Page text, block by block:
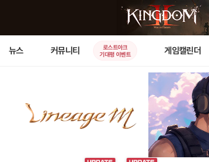
뉴스 커뮤니티
로스트아크
기대평 이벤트
게임캘린더